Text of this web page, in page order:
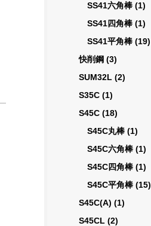
SS41六角棒 (1)
SS41四角棒 (1)
SS41平角棒 (19)
快削鋼 (3)
SUM32L (2)
S35C (1)
S45C (18)
S45C丸棒 (1)
S45C六角棒 (1)
S45C四角棒 (1)
S45C平角棒 (15)
S45C(A) (1)
S45CL (2)